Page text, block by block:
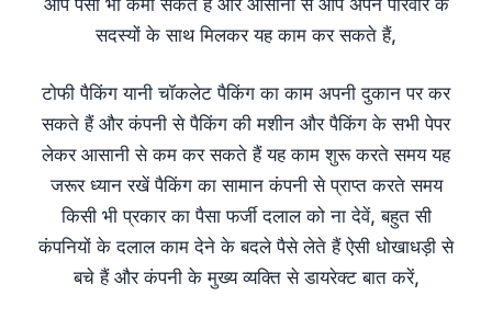
सदस्यों के साथ मिलकर यह काम कर सकते हैं,
टोफी पैकिंग यानी चॉकलेट पैकिंग का काम अपनी दुकान पर कर
सकते हैं और कंपनी से पैकिंग की मशीन और पैकिंग के सभी पेपर
लेकर आसानी से कम कर सकते हैं यह काम शुरू करते समय यह
जरूर ध्यान रखें पैकिंग का सामान कंपनी से प्राप्त करते समय
किसी भी प्रकार का पैसा फर्जी दलाल को ना देवें, बहुत सी
कंपनियों के दलाल काम देने के बदले पैसे लेते हैं ऐसी धोखाधड़ी से
बचे हैं और कंपनी के मुख्य व्यक्ति से डायरेक्ट बात करें,